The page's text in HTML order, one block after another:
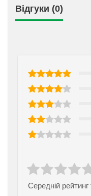
Відгуки (0)
Середній рейтинг